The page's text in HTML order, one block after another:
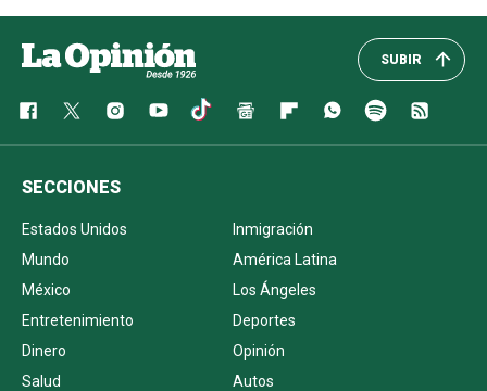
SUBIR
SECCIONES
Estados Unidos
Inmigración
Mundo
América Latina
México
Los Ángeles
Entretenimiento
Deportes
Dinero
Opinión
Salud
Autos